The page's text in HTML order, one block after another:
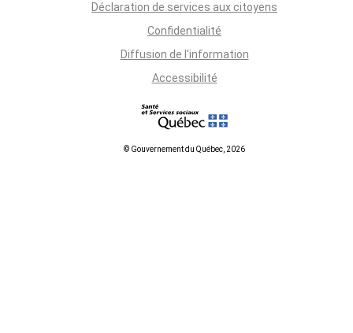
Déclaration de services aux citoyens
Confidentialité
Diffusion de l'information
Accessibilité
© Gouvernement du Québec, 2026